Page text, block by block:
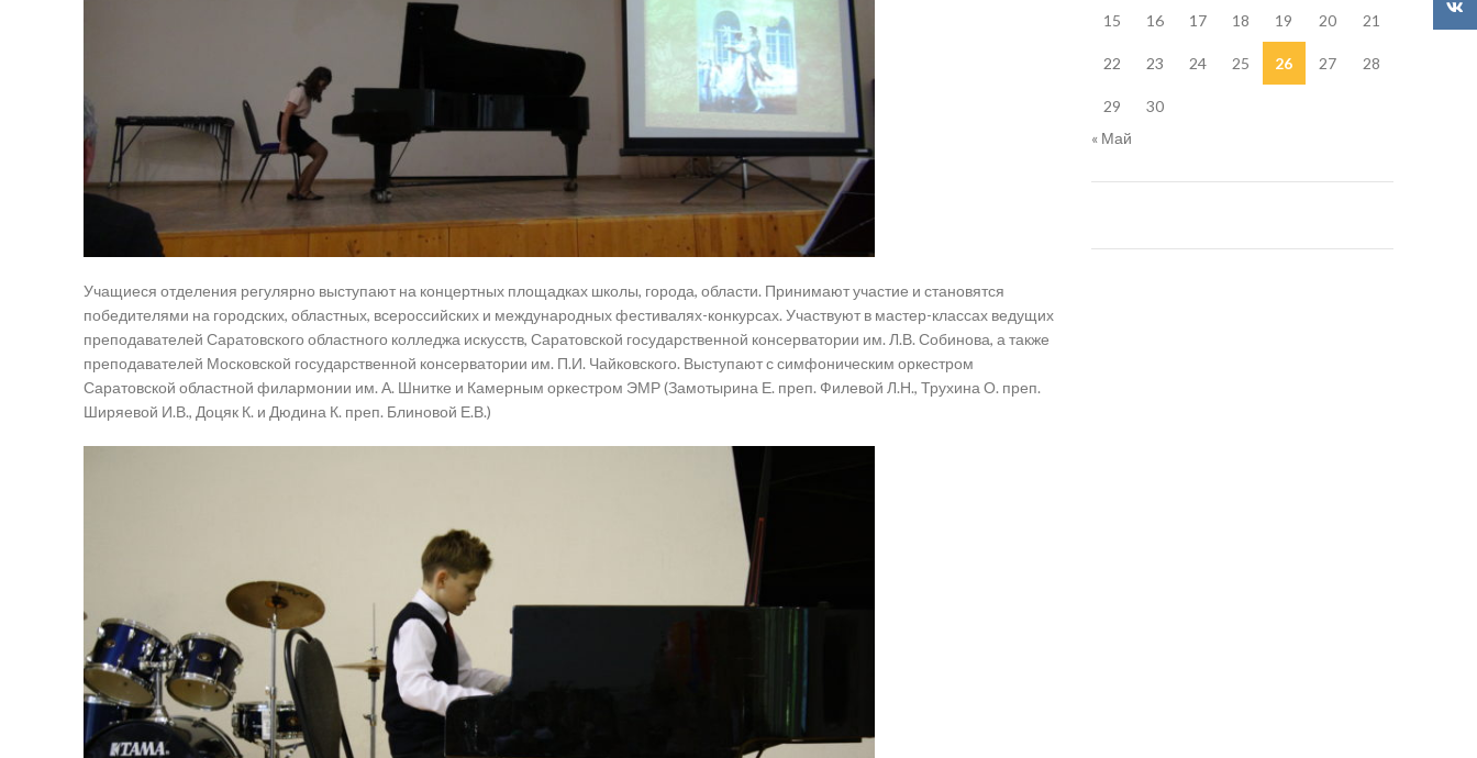
Учащиеся отделения регулярно выступают на концертных площадках школы, города, области. Принимают участие и становятся
победителями на городских, областных, всероссийских и международных фестивалях-конкурсах. Участвуют в мастер-классах ведущих
преподавателей Саратовского областного колледжа искусств, Саратовской государственной консерватории им. Л.В. Собинова, а также
преподавателей Московской государственной консерватории им. П.И. Чайковского. Выступают с симфоническим оркестром
Саратовской областной филармонии им. А. Шнитке и Камерным оркестром ЭМР (Замотырина Е. преп. Филевой Л.Н., Трухина О. преп.
Ширяевой И.В., Доцяк К. и Дюдина К. преп. Блиновой Е.В.)
15 16 17 18 19 20 21
22 23 24 25 26 27 28
29
30
« Май
VK